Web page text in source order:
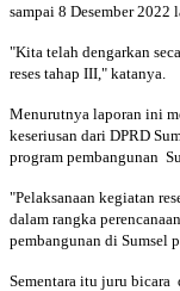
sampai 8 Desember 2022
"Kita telah dengarkan
reses tahap III," katanya.
Menurutnya laporan ini
keseriusan dari DPRD
program pembangunan
"Pelaksanaan kegiatan
dalam rangka
pembangunan di Sumsel
Sementara itu juru bicara